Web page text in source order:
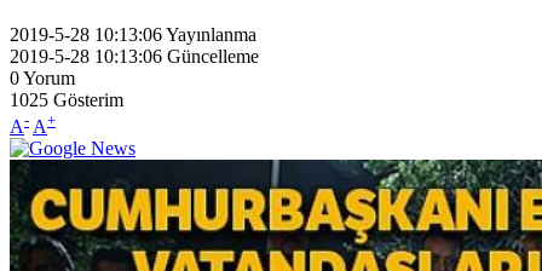
2019-5-28 10:13:06Yayınlanma
2019-5-28 10:13:06 Güncelleme
0Yorum
1025 Gösterim
A- A+